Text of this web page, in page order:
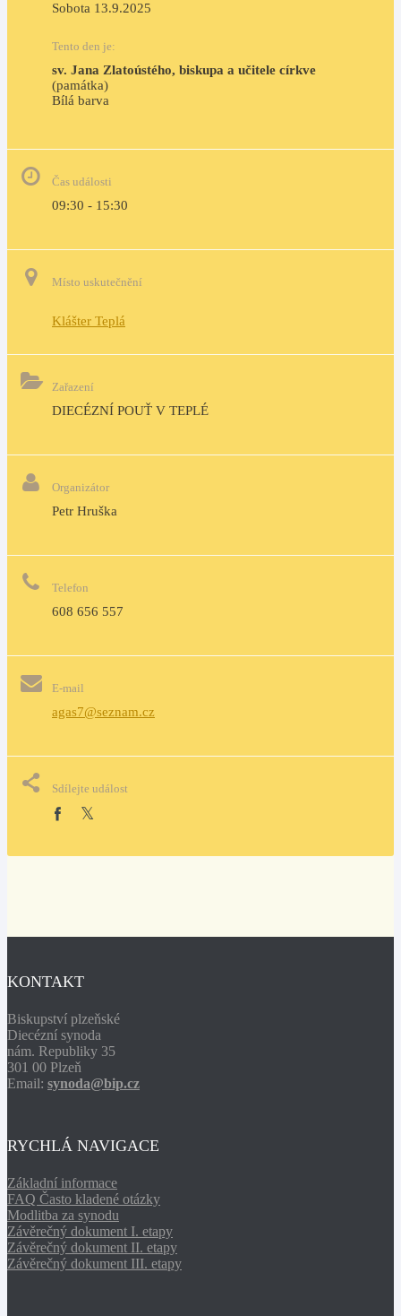
Sobota 13.9.2025
Tento den je:
sv. Jana Zlatoústého, biskupa a učitele církve
(památka)
Bílá barva
Čas události
09:30 - 15:30
Místo uskutečnění
Klášter Teplá
Zařazení
DIECÉZNÍ POUŤ V TEPLÉ
Organizátor
Petr Hruška
Telefon
608 656 557
E-mail
agas7@seznam.cz
Sdílejte událost
KONTAKT
Biskupství plzeňské
Diecézní synoda
nám. Republiky 35
301 00 Plzeň
Email: synoda@bip.cz
RYCHLÁ NAVIGACE
Základní informace
FAQ Často kladené otázky
Modlitba za synodu
Závěrečný dokument I. etapy
Závěrečný dokument II. etapy
Závěrečný dokument III. etapy